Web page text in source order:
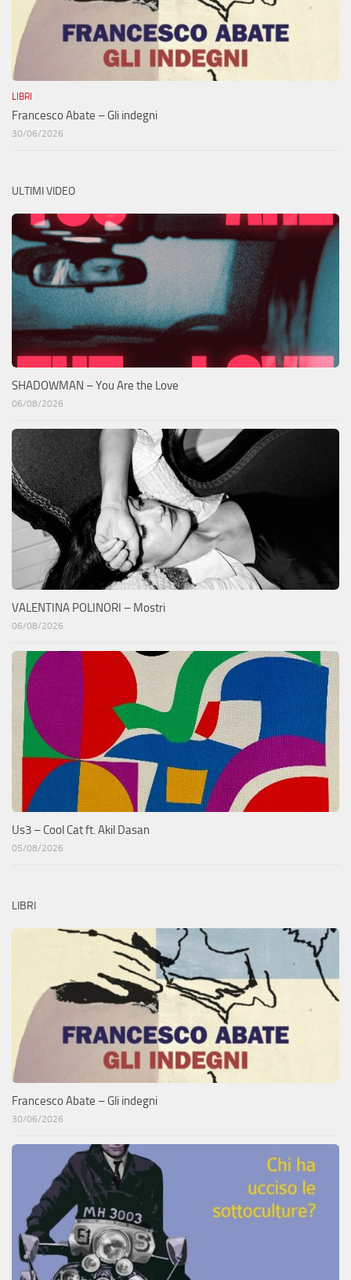
LIBRI
Francesco Abate – Gli indegni
30/06/2026
ULTIMI VIDEO
SHADOWMAN – You Are the Love
06/08/2026
VALENTINA POLINORI – Mostri
06/08/2026
Us3 – Cool Cat ft. Akil Dasan
05/08/2026
LIBRI
Francesco Abate – Gli indegni
30/06/2026